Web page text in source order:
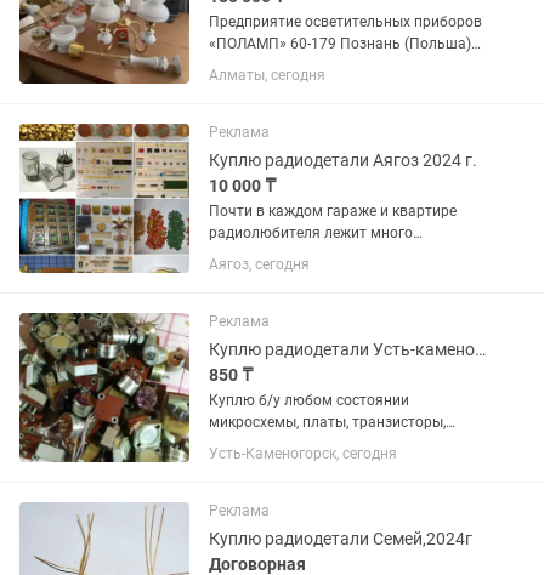
Предприятие осветительных приборов
«ПОЛАМП» 60-179 Познань (Польша)
ul. Bukowska 18 Контролёр: ВЕС НЕТТО/
БРУТТО Имеется отметка ОТК и номер
светильник произведён на...
Алматы, сегодня
Реклама
Куплю радиодетали Аягоз 2024 г.
10 000 ₸
Почти в каждом гараже и квартире
радиолюбителя лежит много
неприметного на первый взгляд хлама,
но это не так. В наше время это стоит
городе было много заводов по...
Аягоз, сегодня
Реклама
Куплю радиодетали Усть-каменогорск
850 ₸
Куплю б/у любом состоянии
микросхемы, платы, транзисторы,
разъемы,реле, контакты от пускателей
и контакты от реле. Приборы-КИП и их
генераторы, частотомеры советских...
Усть-Каменогорск, сегодня
Реклама
Куплю радиодетали Семей,2024г
Договорная